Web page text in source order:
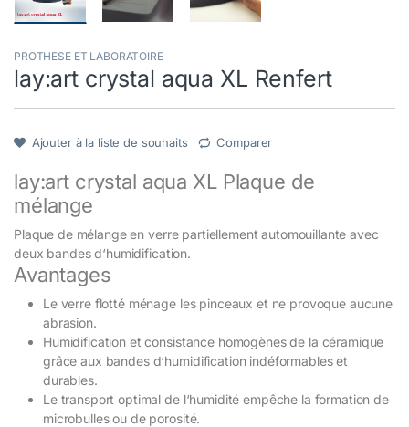
PROTHESE ET LABORATOIRE
lay:art crystal aqua XL Renfert
Ajouter à la liste de souhaits Comparer
lay:art crystal aqua XL Plaque de
mélange
Plaque de mélange en verre partiellement automouillante avec
deux bandes d‘humidification.
Avantages
Le verre flotté ménage les pinceaux et ne provoque aucune
abrasion.
Humidification et consistance homogènes de la céramique
grâce aux bandes d‘humidification indéformables et
durables.
Le transport optimal de l‘humidité empêche la formation de
microbulles ou de porosité.